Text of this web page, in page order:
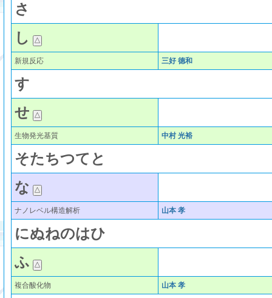
さ
し
新規反応 三好 德和
す
せ
生物発光基質 中村 光裕
そたちつて と
な
ナノレベル構造解析 山本 孝
にぬねのはひ
ふ
複合酸化物 山本 孝